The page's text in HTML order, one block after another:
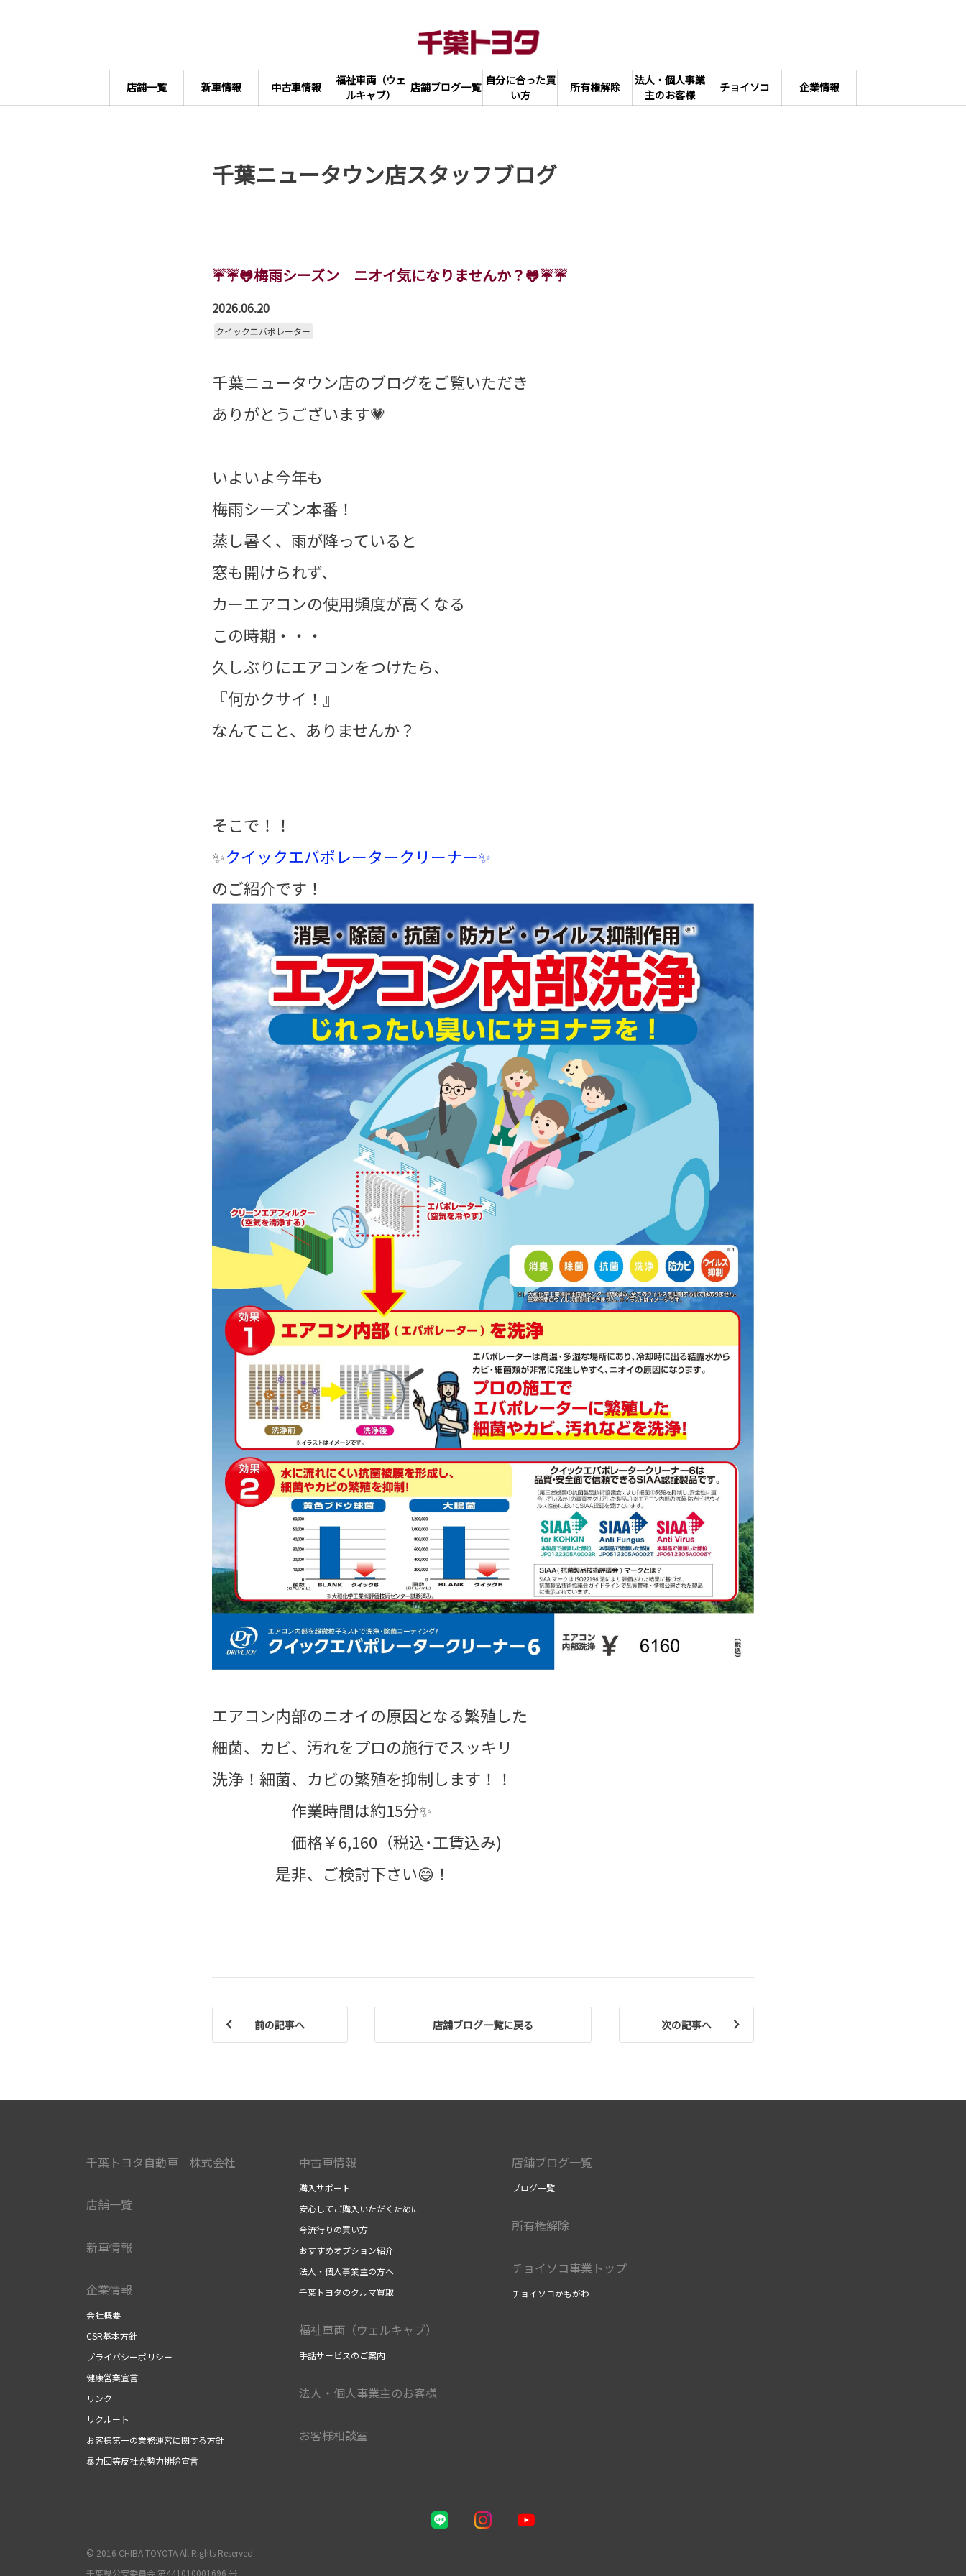
店舗一覧 新車情報 中古車情報
福祉車両（ウェ
ルキャブ）
店舗ブログ一覧 自分に合った買
い方
所有権解除
法人・個人事業
主のお客様
チョイソコ 企業情報
千葉ニュータウン店スタッフブログ
☔☔🐸梅雨シーズン ニオイ気になりませんか？🐸☔☔
2026.06.20
クイックエバポレーター
千葉ニュータウン店のブログをご覧いただき
ありがとうございます💗
いよいよ今年も
梅雨シーズン本番！
蒸し暑く、雨が降っていると
窓も開けられず、
カーエアコンの使用頻度が高くなる
この時期・・・
久しぶりにエアコンをつけたら、
『何かクサイ！』
なんてこと、ありませんか？
そこで！！
✨クイックエバポレータークリーナー✨
のご紹介です！
エアコン内部のニオイの原因となる繁殖した
細菌、カビ、汚れをプロの施行でスッキリ
洗浄！細菌、カビの繁殖を抑制します！！
作業時間は約15分✨
価格￥6,160（税込･工賃込み)
是非、ご検討下さい😄！
前の記事へ 店舗ブログ一覧に戻る 次の記事へ
千葉トヨタ自動車 株式会社
店舗一覧
新車情報
企業情報
会社概要
CSR基本方針
プライバシーポリシー
健康営業宣言
リンク
リクルート
お客様第一の業務運営に関する方針
暴力団等反社会勢力排除宣言
中古車情報
購入サポート
安心してご購入いただくために
今流行りの買い方
おすすめオプション紹介
法人・個人事業主の方へ
千葉トヨタのクルマ買取
福祉車両（ウェルキャブ）
手話サービスのご案内
法人・個人事業主のお客様
お客様相談室
店舗ブログ一覧
ブログ一覧
所有権解除
チョイソコ事業トップ
チョイソコかもがわ
© 2016 CHIBA TOYOTA All Rights Reserved
千葉県公安委員会 第441010001696 号